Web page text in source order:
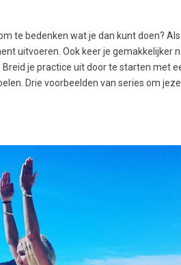
te bedenken wat je dan kunt doen?
uitvoeren. Ook keer je gemakkelijker
je practice uit door te starten met
Drie voorbeelden van series om